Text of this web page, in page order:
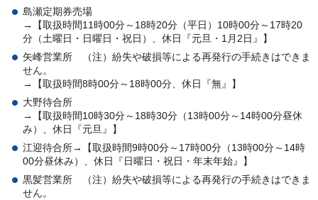
島瀬定期券売場
→【取扱時間11時00分～18時20分（平日）10時00分～17時20
分（土曜日・日曜日・祝日）、休日『元旦・1月2日』】
矢峰営業所
（注）紛失や破損等による再発行の手続きはできま
せん。
→【取扱時間8時00分～18時00分、休日『無』】
大野待合所
→【取扱時間10時30分～18時30分（13時00分～14時00分昼休
み）、休日『元旦』】
江迎待合所→【取扱時間9時00分～17時00分（13時00分～14時
00分昼休み）、休日『日曜日・祝日・年末年始』】
黒髪営業所
（注）紛失や破損等による再発行の手続きはできま
せん。